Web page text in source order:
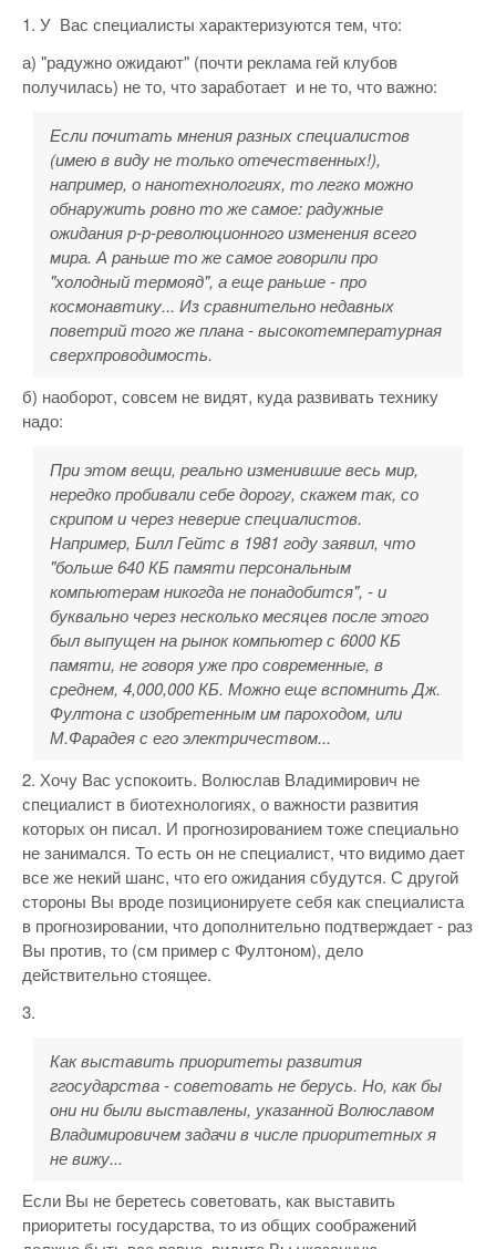
1. У Вас специалисты характеризуются тем, что:
а) "радужно ожидают" (почти реклама гей клубов
получилась) не то, что заработает и не то, что важно:
Если почитать мнения разных специалистов
(имею в виду не только отечественных!),
например, о нанотехнологиях, то легко можно
обнаружить ровно то же самое: радужные
ожидания р-р-революционного изменения всего
мира. А раньше то же самое говорили про
"холодный термояд", а еще раньше - про
космонавтику... Из сравнительно недавных
поветрий того же плана - высокотемпературная
сверхпроводимость.
б) наоборот, совсем не видят, куда развивать технику
надо:
При этом вещи, реально изменившие весь мир,
нередко пробивали себе дорогу, скажем так, со
скрипом и через неверие специалистов.
Например, Билл Гейтс в 1981 году заявил, что
"больше 640 КБ памяти персональным
компьютерам никогда не понадобится", - и
буквально через несколько месяцев после этого
был выпущен на рынок компьютер с 6000 КБ
памяти, не говоря уже про современные, в
среднем, 4,000,000 КБ. Можно еще вспомнить Дж.
Фултона с изобретенным им пароходом, или
М.Фарадея с его электричеством...
2. Хочу Вас успокоить. Волюслав Владимирович не
специалист в биотехнологиях, о важности развития
которых он писал. И прогнозированием тоже специально
не занимался. То есть он не специалист, что видимо дает
все же некий шанс, что его ожидания сбудутся. С другой
стороны Вы вроде позиционируете себя как специалиста
в прогнозировании, что дополнительно подтверждает - раз
Вы против, то (см пример с Фултоном), дело
действительно стоящее.
3.
Как выставить приоритеты развития
ггосударства - советовать не берусь. Но, как бы
они ни были выставлены, указанной Волюславом
Владимировичем задачи в числе приоритетных я
не вижу...
Если Вы не беретесь советовать, как выставить
приоритеты государства, то из общих соображений